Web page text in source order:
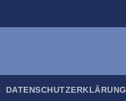
DATEN­SCHUTZ­ER­KLÄ­RUNG